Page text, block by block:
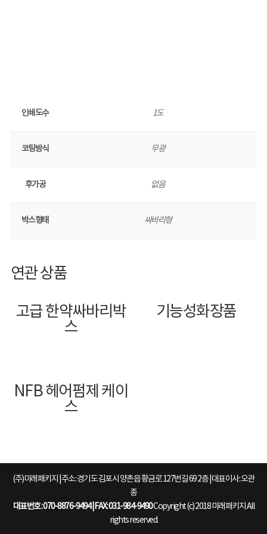
인쇄도수 1도
코팅방식 무광
후가공 없음
박스형태 싸바리형
연관 상품
고급 한약싸바리박
스
기능성화장품
NFB 헤어펌제 케이
스
(주)미래패키지 | 주소: 경기도 김포시 양촌읍 황금로 127번길 69 2층 | 대표이사: 오관
종
대표번호 : 070-8876-9494 | FAX: 031-984-9490Copyright (c) 2018 미래패키지 All
rights reserved.